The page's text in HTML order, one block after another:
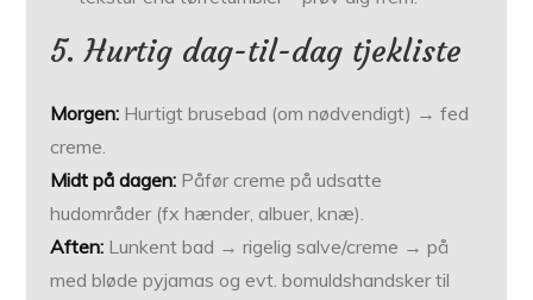
5. Hurtig dag-til-dag tjekliste
Morgen: Hurtigt brusebad (om nødvendigt) → fed
creme.
Midt på dagen: Påfør creme på udsatte
hudområder (fx hænder, albuer, knæ).
Aften: Lunkent bad → rigelig salve/creme → på
med bløde pyjamas og evt. bomuldshandsker til